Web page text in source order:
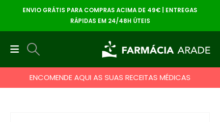
ENVIO GRÁTIS PARA COMPRAS ACIMA DE 49€ | ENTREGAS
RÁPIDAS EM 24/48H ÚTEIS
ENCOMENDE AQUI AS SUAS RECEITAS MÉDICAS